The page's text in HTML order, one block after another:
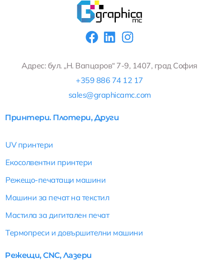
F
c
e
b
o
o
k
L
n
k
e
d
i
n
I
s
t
a
g
Адрес: бул. „Н. Вапцаров“ 7-9, 1407, град София
+359 886 74 12 17
sales@graphicamc.com
Принтери. Плотери, Други
UV принтери
Екосолвентни принтери
Режещо-печатащи машини
Машини за печат на текстил
Мастила за дигитален печат
Термопреси и довършителни машини
Режещи, CNC, Лазери